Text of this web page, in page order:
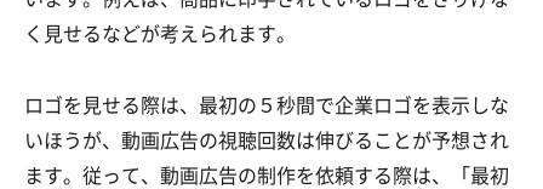
く見せるなどが考えられます。
ロゴを見せる際は、最初の５秒間で企業ロゴを表示しな
いほうが、動画広告の視聴回数は伸びることが予想され
ます。従って、動画広告の制作を依頼する際は、「最初